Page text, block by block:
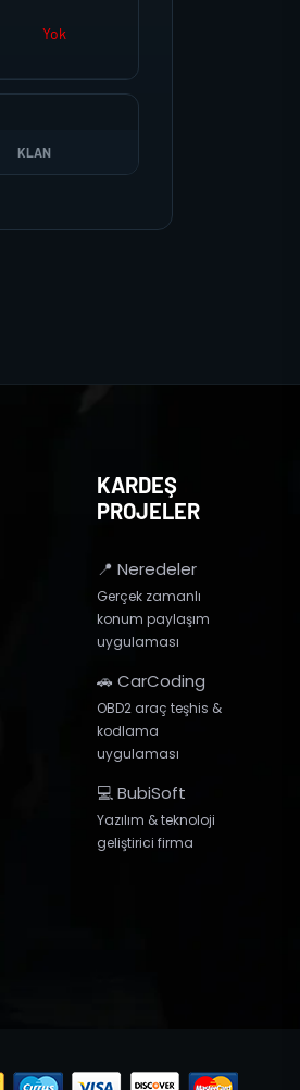
Yok
KLAN
KARDEŞ
PROJELER
📍 Neredeler
Gerçek zamanlı
konum paylaşım
uygulaması
🚗 CarCoding
OBD2 araç teşhis &
kodlama
uygulaması
💻 BubiSoft
Yazılım & teknoloji
geliştirici firma